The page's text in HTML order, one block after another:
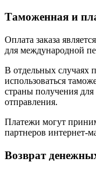
Таможенная и
Оплата заказа
для международной
В отдельных случаях
использоваться
страны получения
отправления.
Платежи могут
партнеров интернет-
Возврат